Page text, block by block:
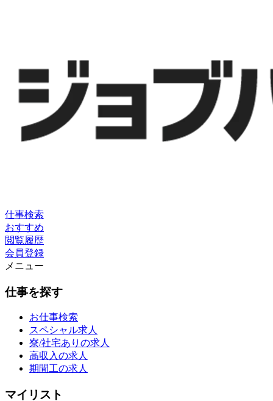
仕事検索
おすすめ
閲覧履歴
会員登録
メニュー
仕事を探す
お仕事検索
スペシャル求人
寮/社宅ありの求人
高収入の求人
期間工の求人
マイリスト